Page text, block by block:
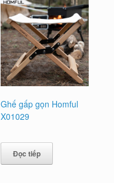
Ghế gấp gọn Homful
X01029
Đọc tiếp